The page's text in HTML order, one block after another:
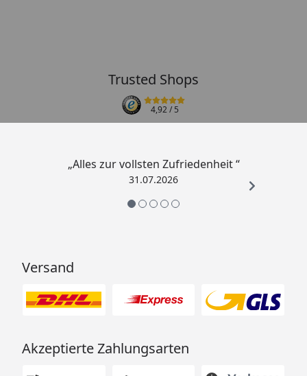
Trusted Shops
4,92/ 5
„Alles zur vollsten Zufriedenheit “
31.07.2026
Versand
Akzeptierte Zahlungsarten